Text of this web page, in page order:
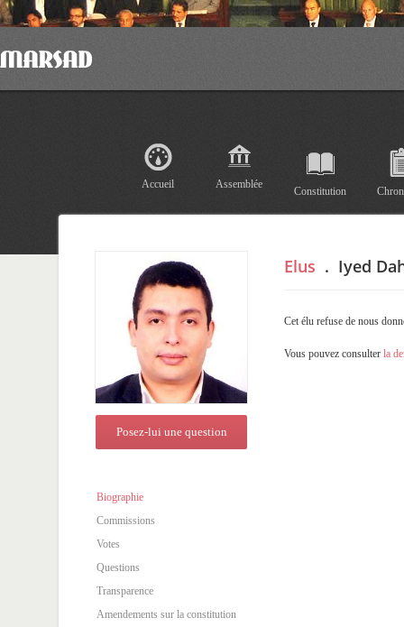
Accueil Assemblée
Constitution
Posez-lui une question
Biographie
Commissions
Votes
Questions
Transparence
Amendements sur la constitution
Elus . Iyed
Cet élu refuse de nous
Vous pouvez consulter la